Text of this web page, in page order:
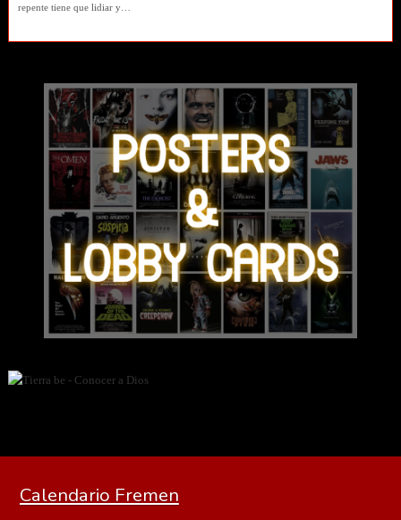
repente tiene que lidiar y…
Calendario Fremen